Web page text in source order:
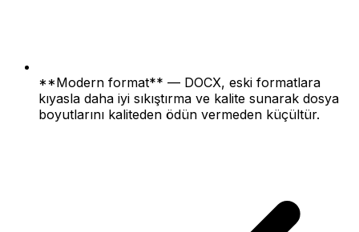
**Modern format** — DOCX, eski formatlara
kıyasla daha iyi sıkıştırma ve kalite sunarak dosya
boyutlarını kaliteden ödün vermeden küçültür.